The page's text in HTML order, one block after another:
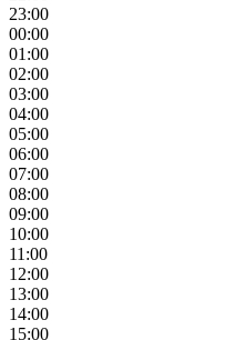
23:00
00:00
01:00
02:00
03:00
04:00
05:00
06:00
07:00
08:00
09:00
10:00
11:00
12:00
13:00
14:00
15:00